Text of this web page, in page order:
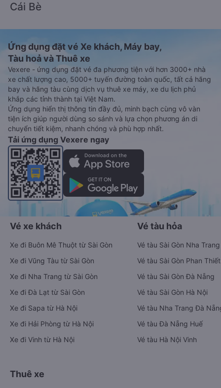
Cái Bè
Ứng dụng đặt vé Xe khách, Máy bay,
Tàu hoả và Thuê xe
Vexere - ứng dụng đặt vé đa phương tiện với hơn 3000+ nhà
xe chất lượng cao, 5000+ tuyến đường toàn quốc, tất cả hãng
bay và hãng tàu cùng dịch vụ thuê xe máy, xe du lịch phủ
khắp các tỉnh thành tại Việt Nam.
Ứng dụng hiển thị thông tin đầy đủ, minh bạch cùng vô vàn
tiện ích giúp người dùng so sánh và lựa chọn phương án di
chuyển tiết kiệm, nhanh chóng và phù hợp nhất.
Tải ứng dụng Vexere ngay
Vé xe khách
Xe đi Buôn Mê Thuột từ Sài Gòn
Xe đi Vũng Tàu từ Sài Gòn
Xe đi Nha Trang từ Sài Gòn
Xe đi Đà Lạt từ Sài Gòn
Xe đi Sapa từ Hà Nội
Xe đi Hải Phòng từ Hà Nội
Xe đi Vinh từ Hà Nội
Vé tàu hỏa
Vé tàu Sài Gòn Nha Trang
Vé tàu Sài Gòn Phan Thiết
Vé tàu Sài Gòn Đà Nẵng
Vé tàu Sài Gòn Hà Nội
Vé tàu Nha Trang Đà
Vé tàu Đà Nẵng Huế
Vé tàu Hà Nội Vinh
Thuê xe